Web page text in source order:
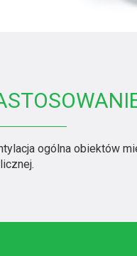
ogólna obiektów